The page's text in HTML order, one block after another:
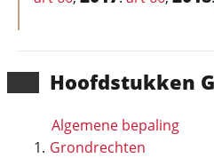
Hoofd­stukken
Algemene bepaling
Grondrechten